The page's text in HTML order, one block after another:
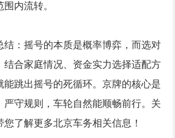
内流转。
结：摇号的本质是概率博弈，而选对
结合家庭情况、资金实力选择适配方
能跳出摇号的死循环。京牌的核心是
严守规则，车轮自然能顺畅前行。关
您了解更多北京车务相关信息！